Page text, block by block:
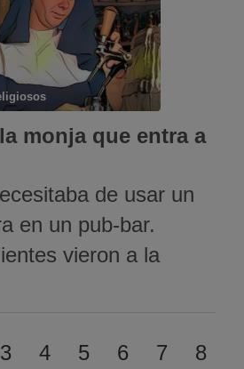
selección de
monja que entra a
de usar un
en un pub-bar.
vieron a la
quedó en un silencio
«Podría
3 4 5 6 7
8